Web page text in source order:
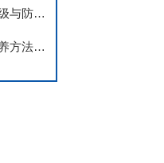
风琴导轨防护罩材质升级与防护优化
铠甲式风琴罩的科学保养方法分享